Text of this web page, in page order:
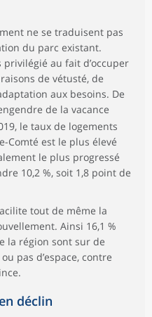
ne se traduisent pas
du parc existant.
au fait d’occuper
de vétusté, de
aux besoins. De
de la vacance
le taux de logements
Comté est le plus élevé
le plus progressé
10,2 %, soit 1,8 point de
tout de même la
Ainsi 16,1 %
la région sont sur de
pas d’espace, contre
déclin